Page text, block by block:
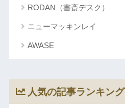
RODAN（書斎デスク）
ニューマッキンレイ
AWASE
人気の記事ランキング